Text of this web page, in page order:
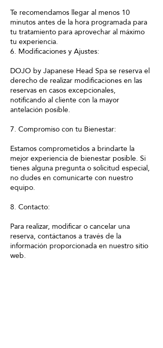
Te recomendamos llegar al menos 10
minutos antes de la hora programada para
tu tratamiento para aprovechar al máximo
tu experiencia.
6. Modificaciones y Ajustes:
DOJO by Japanese Head Spa se reserva el
derecho de realizar modificaciones en las
reservas en casos excepcionales,
notificando al cliente con la mayor
antelación posible.
7. Compromiso con tu Bienestar:
Estamos comprometidos a brindarte la
mejor experiencia de bienestar posible. Si
tienes alguna pregunta o solicitud especial,
no dudes en comunicarte con nuestro
equipo.
8. Contacto:
Para realizar, modificar o cancelar una
reserva, contáctanos a través de la
información proporcionada en nuestro sitio
web.